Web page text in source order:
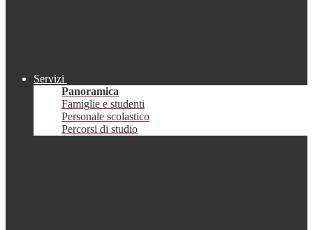
Servizi
Panoramica
Famiglie e studenti
Personale scolastico
Percorsi di studio